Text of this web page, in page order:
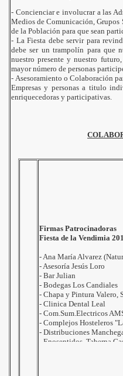
- Concienciar e involucrar a las
Medios de Comunicación,
de la Población para que sean
- La Fiesta debe servir para
debe ser un trampolín para que
nuestro presente y nuestro
mayor número de personas
- Asesoramiento o Colaboración
Empresas y personas a titulo
enriquecedoras y participativas.
Fiesta de la Vendimia
- Asesoría Jesús Loro
- Bar Julian
- Bodegas Los Candiales
- Chapa y Pintura Valero,
- Clinica Dental Leal
- Com.Sum.Electricos AMS
- Complejos Hosteleros
- Distribuciones
- Enosentidos, Taberna
- Framarco, S.L.